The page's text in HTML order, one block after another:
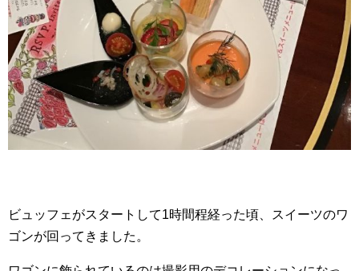
ビュッフェがスタートして1時間程経った頃、スイーツのワ
ゴンが回ってきました。